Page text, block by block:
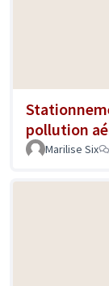
pollution
Marilise Six